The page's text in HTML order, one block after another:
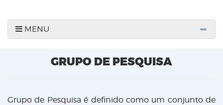
MENU
GRUPO DE PESQUISA
Grupo de Pesquisa é definido como um conjunto de